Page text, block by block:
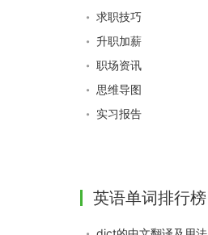
求职技巧
升职加薪
职场资讯
思维导图
实习报告
英语单词排行榜